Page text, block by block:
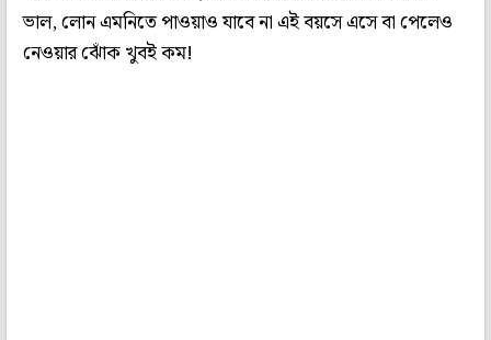
ভাল, লোন এমনিতে পাওয়াও যাবে না এই বয়সে এসে বা পেলেও
নেওয়ার ঝোঁক খুবই কম!